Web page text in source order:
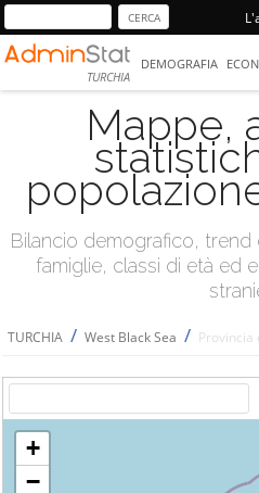
TURCHIA
DEMOGRAFIA
Mappe,
Bilancio demografico,
famiglie, classi di età ed
TURCHIA / West Black Sea / Provincia